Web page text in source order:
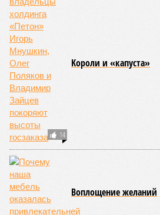
14
Kороли и «капуста»
Воплощение желаний